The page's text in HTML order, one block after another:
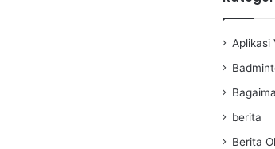
Aplikasi
berita
Berita